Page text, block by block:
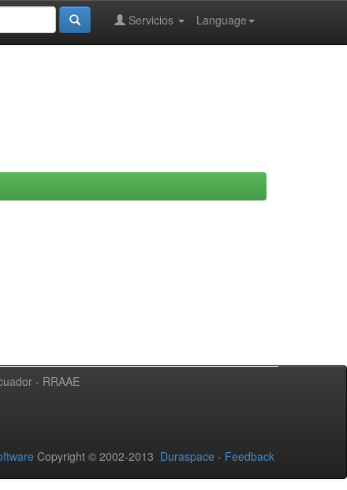
Language
Servicios
- RRAAE
Copyright © 2002-2013 Duraspace - Feedback